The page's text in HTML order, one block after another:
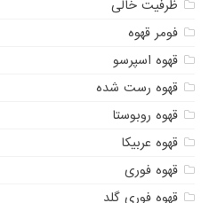
ظرفیت خالی
فومر قهوه
قهوه اسپرسو
قهوه رست شده
قهوه روبوستا
قهوه عربیکا
قهوه فوری
قهوه فوری گلد